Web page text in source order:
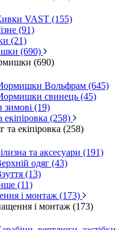
VAST (155)
(91)
(21)
(690)
(690)
Вольфрам (645)
свинець (45)
зимові (19)
екіпіровка (258)
та екіпіровка (258)
та аксесуари (191)
одяг (43)
(13)
(11)
і монтаж (173)
і монтаж (173)